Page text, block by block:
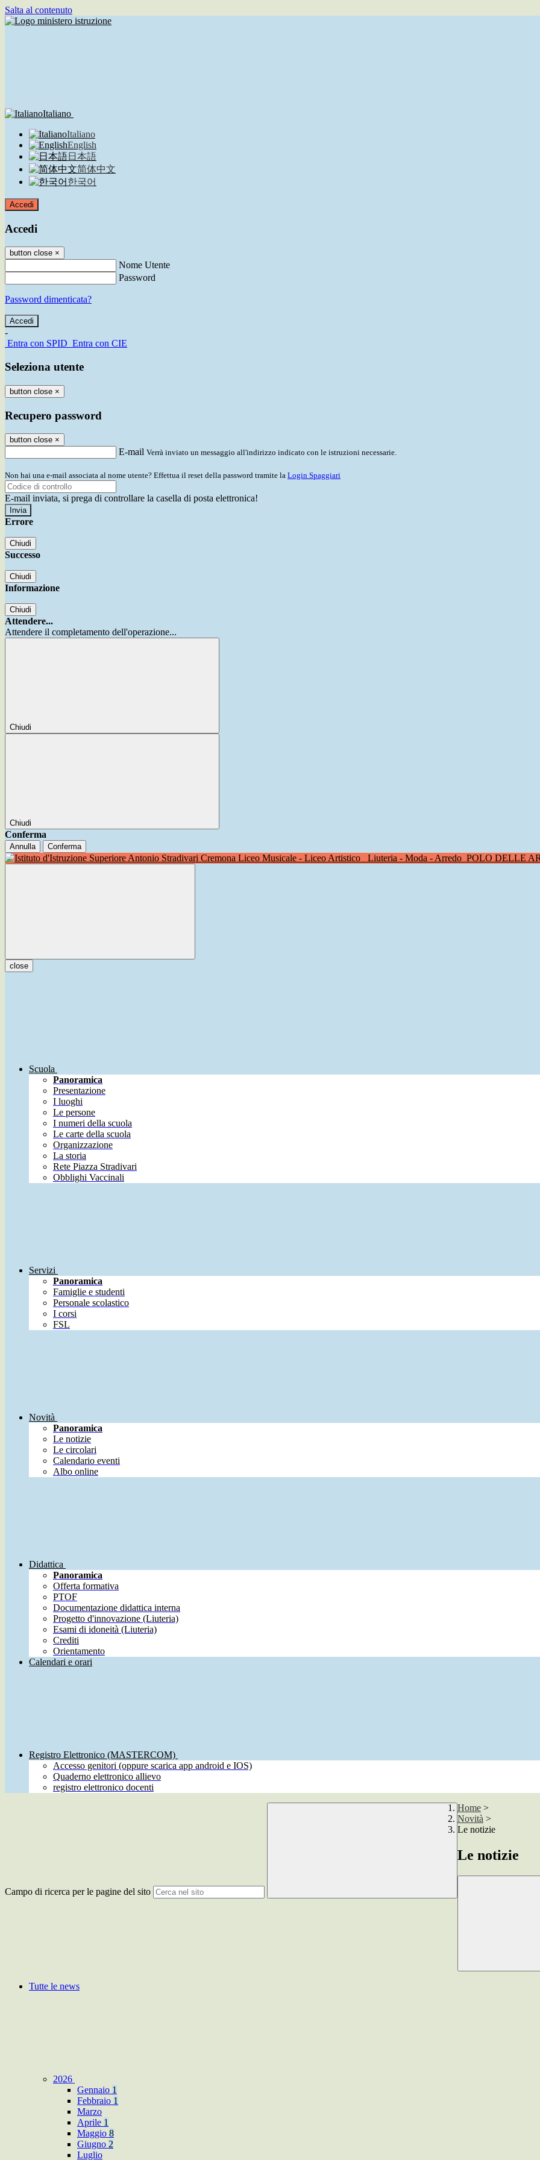
Salta al contenuto
Italiano
Italiano
English
日本語
简体中文
한국어
Accedi
Accedi
button close ×
Nome Utente
Password
Password dimenticata?
-
Entra con SPID Entra con CIE
Seleziona utente
button close ×
Recupero password
button close ×
E-mail Verrà inviato un messaggio all'indirizzo indicato con le istruzioni necessarie.
Non hai una e-mail associata al nome utente? Effettua il reset della password tramite la Login Spaggiari
E-mail inviata, si prega di controllare la casella di posta elettronica!
Errore
Chiudi
Successo
Chiudi
Informazione
Chiudi
Attendere...
Attendere il completamento dell'operazione...
Chiudi
Chiudi
Conferma
Annulla Conferma
Liceo Musicale - Liceo Artistico Liuteria - Moda - Arredo POLO DELLE
close
Scuola
Panoramica
Presentazione
I luoghi
Le persone
I numeri della scuola
Le carte della scuola
Organizzazione
La storia
Rete Piazza Stradivari
Obblighi Vaccinali
Servizi
Panoramica
Famiglie e studenti
Personale scolastico
I corsi
FSL
Novità
Panoramica
Le notizie
Le circolari
Calendario eventi
Albo online
Didattica
Panoramica
Offerta formativa
PTOF
Documentazione didattica interna
Progetto d'innovazione (Liuteria)
Esami di idoneità (Liuteria)
Crediti
Orientamento
Calendari e orari
Registro Elettronico (MASTERCOM)
Accesso genitori (oppure scarica app android e IOS)
Quaderno elettronico allievo
registro elettronico docenti
Campo di ricerca per le pagine del sito
Home >
Novità >
Le notizie
Le notizie
Tutte le news
2026
Gennaio 1
Febbraio 1
Marzo
Aprile 1
Maggio 8
Giugno 2
Luglio